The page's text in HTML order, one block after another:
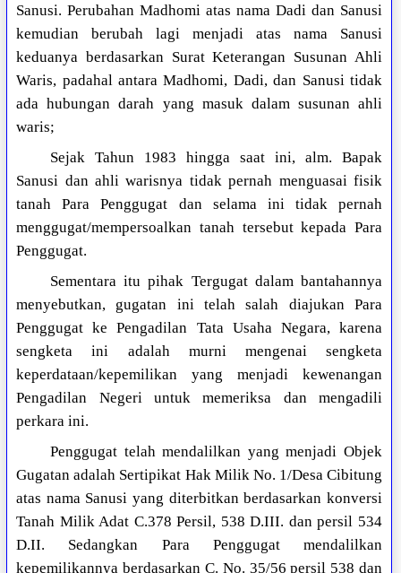
Sanusi. Perubahan Madhomi atas nama Dadi dan Sanusi
kemudian berubah lagi menjadi atas nama Sanusi
keduanya berdasarkan Surat Keterangan Susunan Ahli
Waris, padahal antara Madhomi, Dadi, dan Sanusi tidak
ada hubungan darah yang masuk dalam susunan ahli
waris;
Sejak Tahun 1983 hingga saat ini, alm. Bapak
Sanusi dan ahli warisnya tidak pernah menguasai fisik
tanah Para Penggugat dan selama ini tidak pernah
menggugat/mempersoalkan tanah tersebut kepada Para
Penggugat.
Sementara itu pihak Tergugat dalam bantahannya
menyebutkan, gugatan ini telah salah diajukan Para
Penggugat ke Pengadilan Tata Usaha Negara, karena
sengketa ini adalah murni mengenai sengketa
keperdataan/kepemilikan yang menjadi kewenangan
Pengadilan Negeri untuk memeriksa dan mengadili
perkara ini.
Penggugat telah mendalilkan yang menjadi Objek
Gugatan adalah Sertipikat Hak Milik No. 1/Desa Cibitung
atas nama Sanusi yang diterbitkan berdasarkan konversi
Tanah Milik Adat C.378 Persil, 538 D.III. dan persil 534
D.II. Sedangkan Para Penggugat mendalilkan
kepemilikannya berdasarkan C. No. 35/56 persil 538 dan